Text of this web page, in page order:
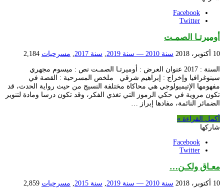
Facebook
Twitter
أوميرتـا الصمـت
10 أكتوبر، 2018 سنة 2010 — سنة 2019 سنة 2017 مسرحيات 2,184
السنة : 2017 عنوان العرض : أوميرتـا الصمـت نص : ميسوم مجهري
سينوغرافيا وإخراج : إبراهيم شرقي ملخص المسرحية : القصة في
مفهومها الإتيميولوجي هي محاكاة مختلفة النسيج من حيث رواية الحدث، قد
تكون مروية في حكي الرموز التي تغذي الفكر، وقد تكون درسا ومادة لتنوير
الضمائر النائمة، مفادها إبراز …
أكمل القراءة »
شاركها
Facebook
Twitter
معـاق ولكـن…
10 أكتوبر، 2018 سنة 2010 — سنة 2019 , سنة 2015 , مسرحيات 2,859